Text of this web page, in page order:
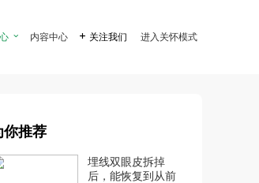
 内容中心  关注我们 进入关怀模式
你推荐
埋线双眼皮拆掉
后，能恢复到从前